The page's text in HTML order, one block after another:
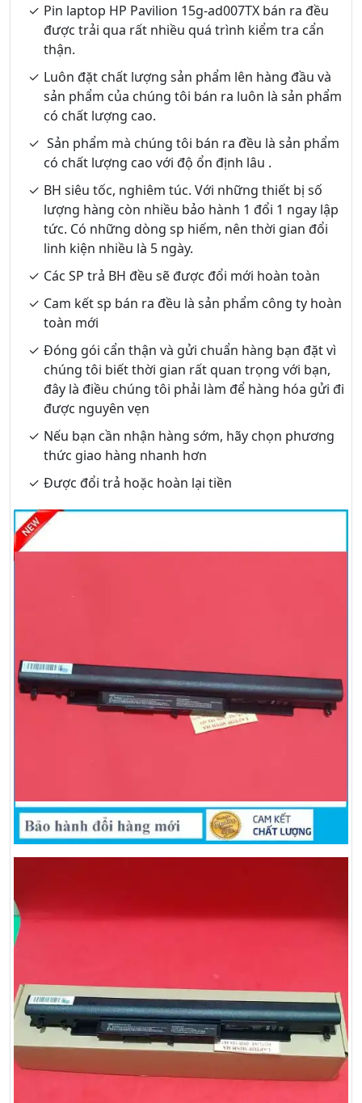
Pin laptop HP Pavilion 15g-ad007TX bán ra đều
được trải qua rất nhiều quá trình kiểm tra cẩn
thận.
Luôn đặt chất lượng sản phẩm lên hàng đầu và
sản phẩm của chúng tôi bán ra luôn là sản phẩm
có chất lượng cao.
Sản phẩm mà chúng tôi bán ra đều là sản phẩm
có chất lượng cao với độ ổn định lâu .
BH siêu tốc, nghiêm túc. Với những thiết bị số
lượng hàng còn nhiều bảo hành 1 đổi 1 ngay lập
tức. Có những dòng sp hiếm, nên thời gian đổi
linh kiện nhiều là 5 ngày.
Các SP trả BH đều sẽ được đổi mới hoàn toàn
Cam kết sp bán ra đều là sản phẩm công ty hoàn
toàn mới
Đóng gói cẩn thận và gửi chuẩn hàng bạn đặt vì
chúng tôi biết thời gian rất quan trọng với bạn,
đây là điều chúng tôi phải làm để hàng hóa gửi đi
được nguyên vẹn
Nếu bạn cần nhận hàng sớm, hãy chọn phương
thức giao hàng nhanh hơn
Được đổi trả hoặc hoàn lại tiền